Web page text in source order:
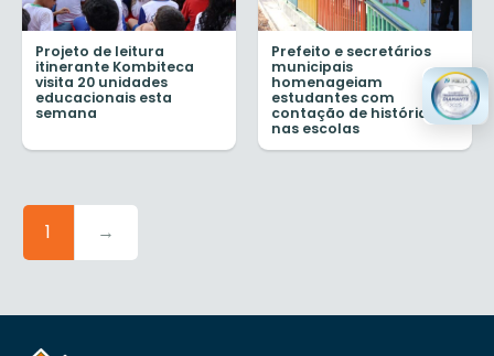
Projeto de leitura
itinerante Kombiteca
visita 20 unidades
educacionais esta
semana
Prefeito e secretários
municipais
homenageiam
estudantes com
contação de histórias
nas escolas
1 →